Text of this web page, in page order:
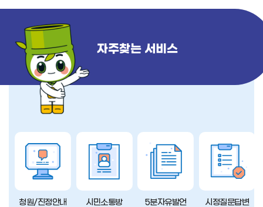
자주찾는 서비스
청원/진정안내 시민소통방 5분자유발언 시정질문답변